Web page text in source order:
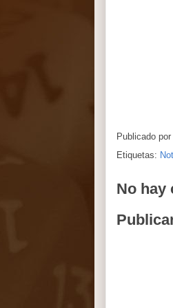
Publicado por
Etiquetas:
No hay